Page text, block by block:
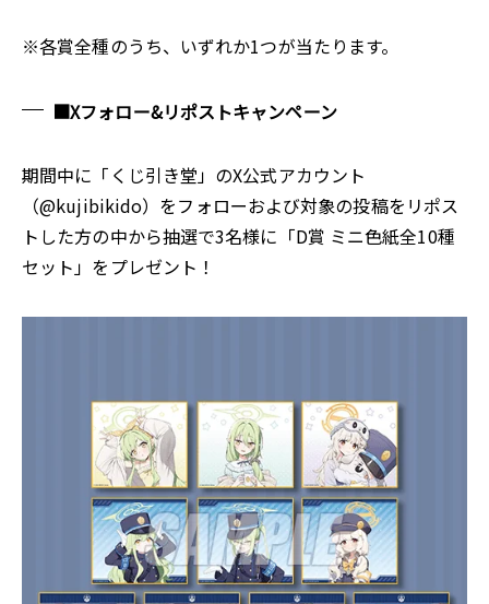
※各賞全種のうち、いずれか1つが当たります。
■Xフォロー&リポストキャンペーン
期間中に「くじ引き堂」のX公式アカウント
（@kujibikido）をフォローおよび対象の投稿をリポス
トした方の中から抽選で3名様に「D賞 ミニ色紙全10種
セット」をプレゼント！